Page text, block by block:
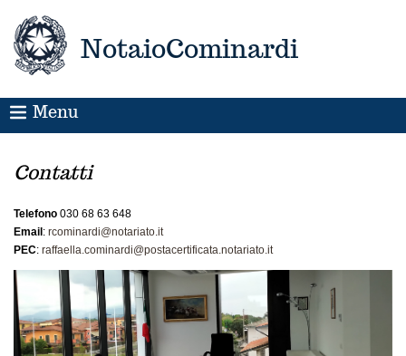
NotaioCominardi
Menu
Contatti
Telefono 030 68 63 648
Email :rcominardi@notariato.it
PEC:raffaella.cominardi@postacertificata.notariato.it